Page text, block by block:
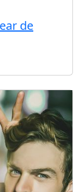
de